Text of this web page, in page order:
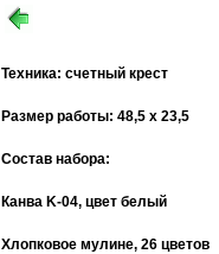
Техника: счетный крест
Размер работы: 48,5 х 23,5
Состав набора:
Канва K-04, цвет белый
Хлопковое мулине, 26 цветов